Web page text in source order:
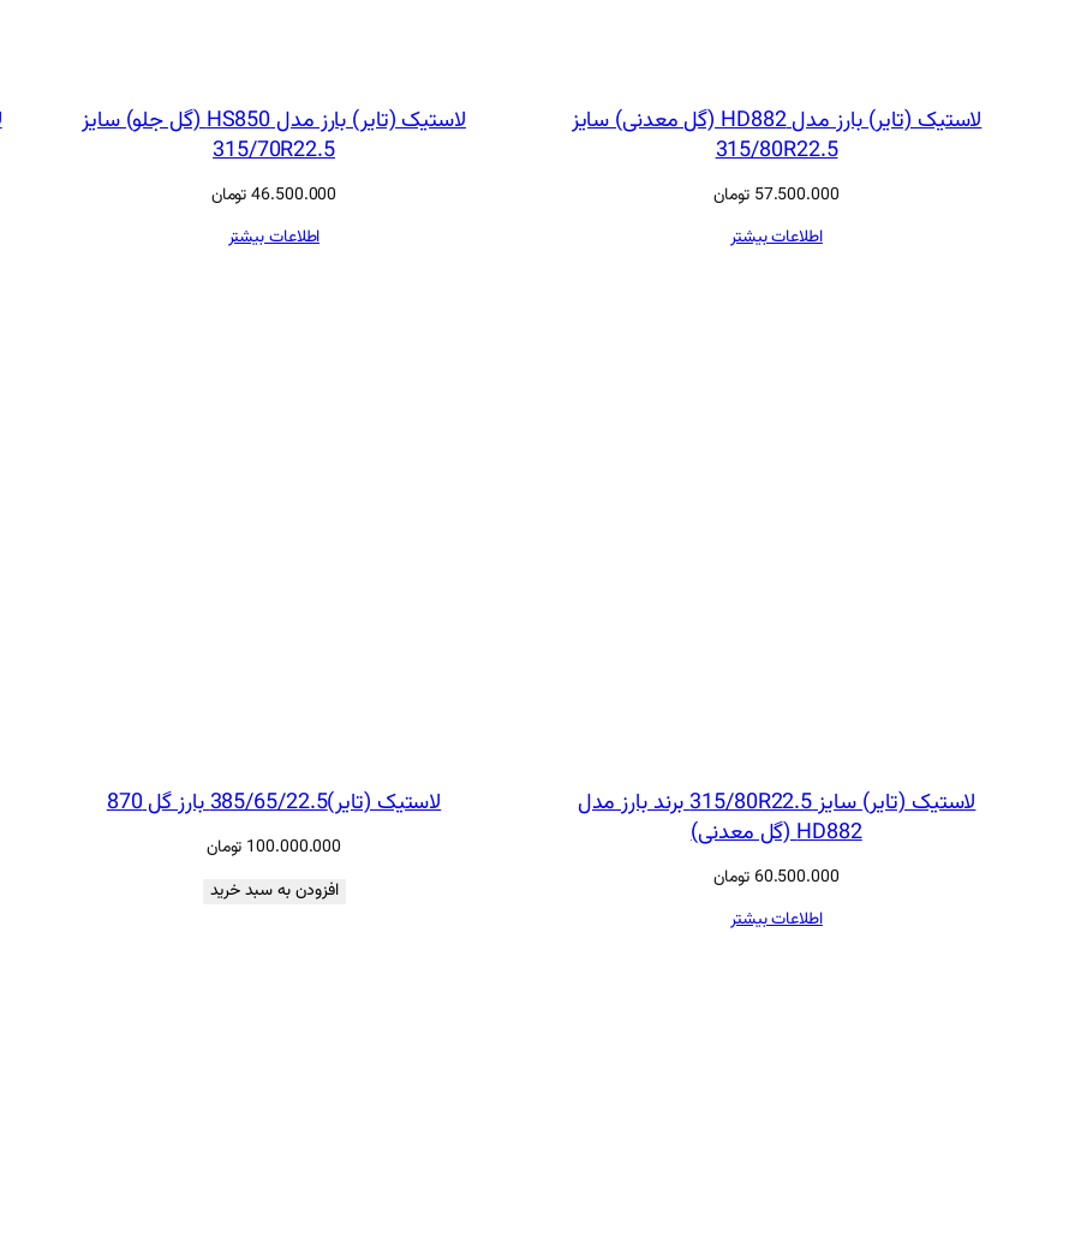
لاستیک (تایر) بارز مدل HD882 (گل معدنی) سایز
315/80R22.5
57.500.000 تومان
اطلاعات بیشتر
لاستیک (تایر) بارز مدل HS850 (گل جلو) سایز
315/70R22.5
46.500.000تومان
اطلاعات بیشتر
لاستیک (تایر) سایز 315/80R22.5 برند بارز مدل
HD882 (گل معدنی)
60.500.000 تومان
اطلاعات بیشتر
لاستیک (تایر)385/65/22.5 بارز گل 870
100.000.000 تومان
افزودن به سبد خرید